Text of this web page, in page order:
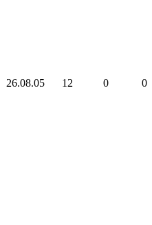
26.08.05 12 0 0